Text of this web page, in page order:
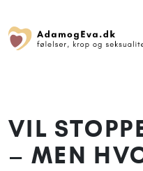
VIL
– MEN